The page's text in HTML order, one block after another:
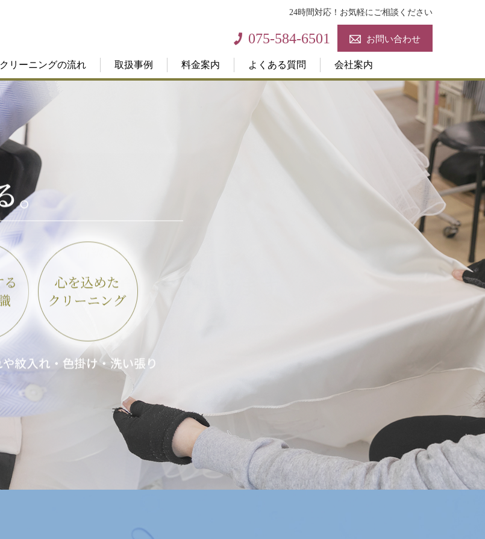
24時間対応！お気軽にご相談ください
075-584-6501 お問い合わせ
クリーニングの流れ 取扱事例 料金案内 よくある質問 会社案内